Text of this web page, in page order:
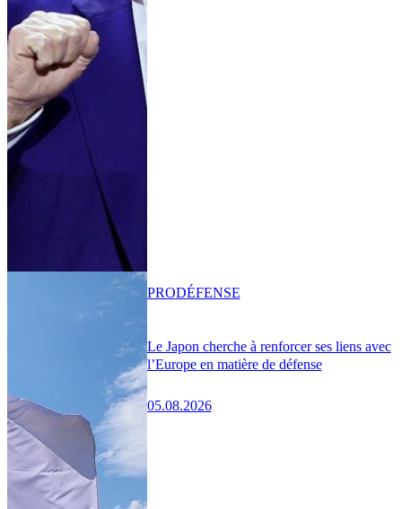
Le Japon cherche à renforcer ses liens avec
l’Europe en matière de défense
05.08.2026
PRODÉFENSE